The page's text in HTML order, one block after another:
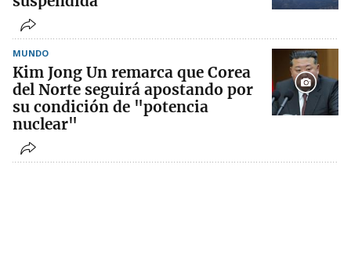
MUNDO
Kim Jong Un remarca que Corea
del Norte seguirá apostando por
su condición de "potencia
nuclear"